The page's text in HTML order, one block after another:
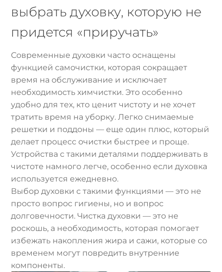
выбрать духовку, которую не
придется «приручать»
Современные духовки часто оснащены
функцией самочистки, которая сокращает
время на обслуживание и исключает
необходимость химчистки. Это особенно
удобно для тех, кто ценит чистоту и не хочет
тратить время на уборку. Легко снимаемые
решетки и поддоны — еще один плюс, который
делает процесс очистки быстрее и проще.
Устройства с такими деталями поддерживать в
чистоте намного легче, особенно если духовка
используется ежедневно.
Выбор духовки с такими функциями — это не
просто вопрос гигиены, но и вопрос
долговечности. Чистка духовки — это не
роскошь, а необходимость, которая помогает
избежать накопления жира и сажи, которые со
временем могут повредить внутренние
компоненты.